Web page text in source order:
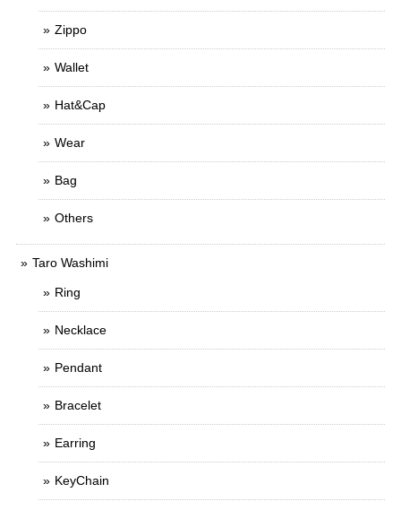
Zippo
Wallet
Hat&Cap
Wear
Bag
Others
Taro Washimi
Ring
Necklace
Pendant
Bracelet
Earring
KeyChain